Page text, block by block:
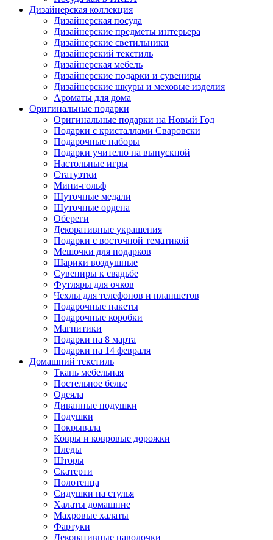
Дизайнерская коллекция
Дизайнерская посуда
Дизайнерские предметы интерьера
Дизайнерские светильники
Дизайнерский текстиль
Дизайнерская мебель
Дизайнерские подарки и сувениры
Дизайнерские шкуры и меховые изделия
Ароматы для дома
Оригинальные подарки
Оригинальные подарки на Новый Год
Подарки с кристаллами Сваровски
Подарочные наборы
Подарки учителю на выпускной
Настольные игры
Статуэтки
Мини-гольф
Шуточные медали
Шуточные ордена
Обереги
Декоративные украшения
Подарки с восточной тематикой
Мешочки для подарков
Шарики воздушные
Сувениры к свадьбе
Футляры для очков
Чехлы для телефонов и планшетов
Подарочные пакеты
Подарочные коробки
Магнитики
Подарки на 8 марта
Подарки на 14 февраля
Домашний текстиль
Ткань мебельная
Постельное белье
Одеяла
Диванные подушки
Подушки
Покрывала
Ковры и ковровые дорожки
Пледы
Шторы
Скатерти
Полотенца
Сидушки на стулья
Халаты домашние
Махровые халаты
Фартуки
Декоративные наволочки